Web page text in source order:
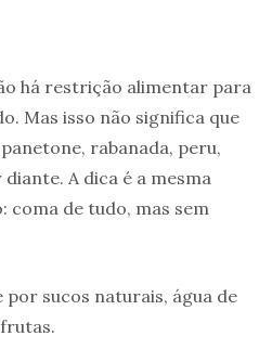
há restrição alimentar para
Mas isso não significa que
rabanada, peru,
A dica é a mesma
coma de tudo, mas sem
sucos naturais, água de